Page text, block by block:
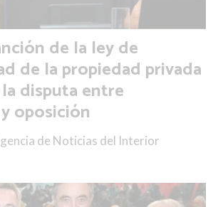
de la ley de
de la propiedad privada
disputa entre
oposición
de Noticias del Interior